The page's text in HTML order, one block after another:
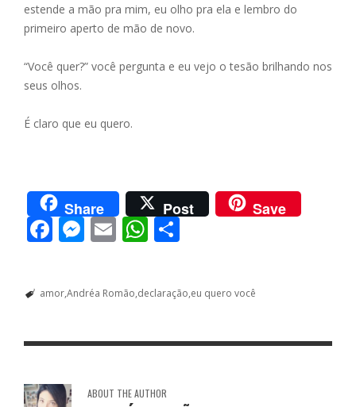
estende a mão pra mim, eu olho pra ela e lembro do
primeiro aperto de mão de novo.
“Você quer?” você pergunta e eu vejo o tesão brilhando nos
seus olhos.
É claro que eu quero.
Share Post Save
F
b
o
k
M
ss
e
g
er
E
l
W
at
s
p
p
e
amorAndréa Romão declaração eu quero você
ABOUT THE AUTHOR